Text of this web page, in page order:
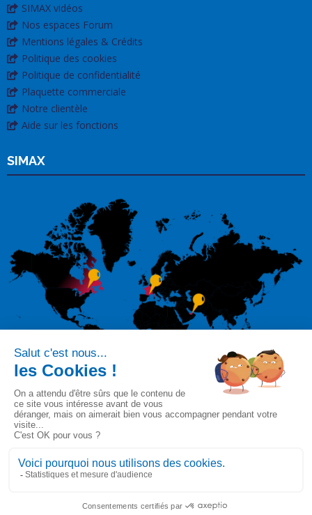
SIMAX vidéos
Nos espaces Forum
Mentions légales & Crédits
Politique des cookies
Politique de confidentialité
Plaquette commerciale
Notre clientèle
Aide sur les fonctions
SIMAX
Suivez-nous sur
© 2020-2026 SIMAX. Tous droits réservés